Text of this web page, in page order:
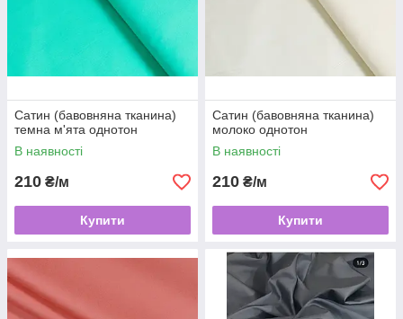
Сатин (бавовняна тканина)
темна м'ята однотон
В наявності
210 ₴/м
Купити
Сатин (бавовняна тканина)
молоко однотон
В наявності
210 ₴/м
Купити